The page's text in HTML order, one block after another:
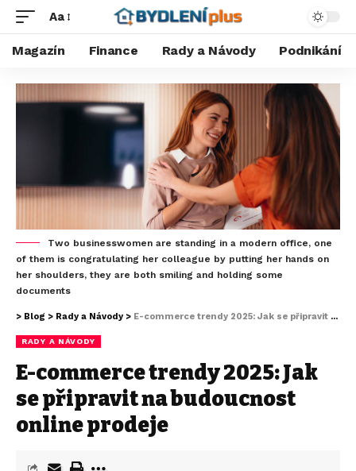
Aa
Magazín Finance Rady a Návody Podnikání
Two businesswomen are standing in a modern office, one
of them is congratulating her colleague by putting her hands on
her shoulders, they are both smiling and holding some
documents
> Blog > Rady a Návody > E-commerce trendy 2025: Jak se připravit na budoucnost online prodeje
RADY A NÁVODY
E-commerce trendy 2025: Jak
se připravit na budoucnost
online prodeje